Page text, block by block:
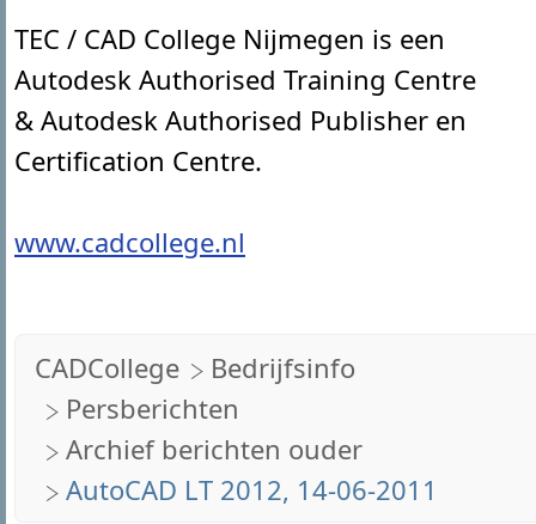
TEC / CAD College Nijmegen is een
Autodesk Authorised Training Centre
& Autodesk Authorised Publisher en
Certification Centre.
www.cadcollege.nl
CADCollege
Bedrijfsinfo
Persberichten
Archief berichten ouder
AutoCAD LT 2012, 14-06-2011